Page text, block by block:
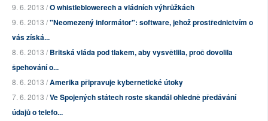
9. 6. 2013 /O whistleblowerech a vládních výhrůžkách
9. 6. 2013 /"Neomezený informátor": software, jehož prostřednictvím o
vás získá...
8. 6. 2013 /Britská vláda pod tlakem, aby vysvětlila, proč dovolila
špehování o...
8. 6. 2013 /Amerika připravuje kybernetické útoky
7. 6. 2013 /Ve Spojených státech roste skandál ohledně předávání
údajů o telefo...